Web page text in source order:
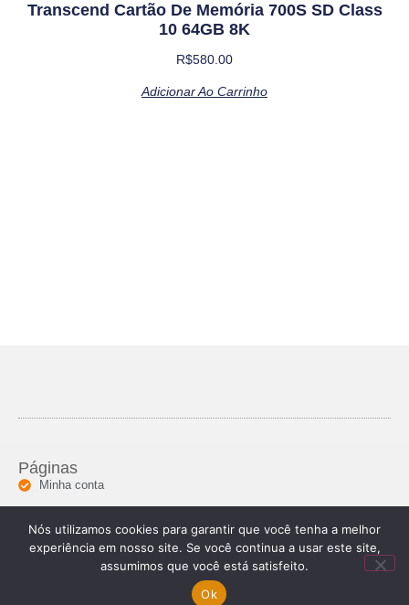
Transcend Cartão De Memória 700S SD Class
10 64GB 8K
R$580.00
Adicionar Ao Carrinho
Páginas
Minha conta
Informações
Segunda a sexta: 08h ás 18h (85) 92000-04877
© 2024 Todos os direitos reservados.
Nós utilizamos cookies para garantir que você tenha a melhor
experiência em nosso site. Se você continua a usar este site,
assumimos que você está satisfeito.
Ok